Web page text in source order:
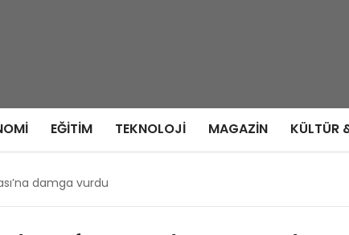
EĞITIM TEKNOLOJI MAGAZIN KÜLTÜR
damga vurdu